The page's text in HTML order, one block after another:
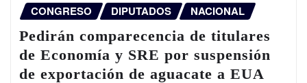
CONGRESO DIPUTADOS NACIONAL
Pedirán comparecencia de titulares
de Economía y SRE por suspensión
de exportación de aguacate a EUA